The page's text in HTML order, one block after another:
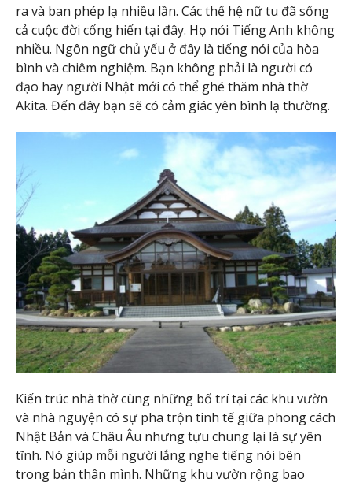
ra và ban phép lạ nhiều lần. Các thế hệ nữ tu đã sống
cả cuộc đời cống hiến tại đây. Họ nói Tiếng Anh không
nhiều. Ngôn ngữ chủ yếu ở đây là tiếng nói của hòa
bình và chiêm nghiệm. Bạn không phải là người có
đạo hay người Nhật mới có thể ghé thăm nhà thờ
Akita. Đến đây bạn sẽ có cảm giác yên bình lạ thường.
Kiến trúc nhà thờ cùng những bố trí tại các khu vườn
và nhà nguyện có sự pha trộn tinh tế giữa phong cách
Nhật Bản và Châu Âu nhưng tựu chung lại là sự yên
tĩnh. Nó giúp mỗi người lắng nghe tiếng nói bên
trong bản thân mình. Những khu vườn rộng bao